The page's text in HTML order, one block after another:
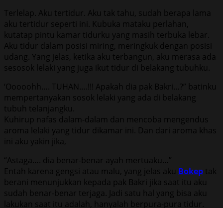
Terlelap. Aku tertidur. Aku tak tahu, sudah berapa lama
aku tertidur seperti ini. Kubuka mataku perlahan,
kutatap pintu kamar tidurku yang masih terbuka lebar.
Aku tidur dalam posisi miring, meringkuk dengan posisi
udang. Yang jelas, ketika aku terbangun, aku merasa ada
sesosok lelaki yang juga ikut tidur di belakang tubuhku.
‘Ooooohh…. TUHAN….!!! Apakah dia pak Bakri…?” batinku
mempertanyakan sosok lelaki yang ada di belakang
tubuh telanjangku.
Kuhirup nafas dalam-dalam dan mencoba mengendus
aroma lelaki yang tidur dikamar ini. Dan dari aroma khas
ini aku yakin jika,
“Astaga…. dia benar-benar ayah mertuaku…”
Entah karena gengsi atau malu, yang jelas aku Bokep tak
berani menunjukkan kepada pak Bakri jika saat itu aku
sudah benar-benar terjaga. Jadi satu hal yang bisa aku
lakukan saat itu adalah, hanyalah berpura-pura tidur.